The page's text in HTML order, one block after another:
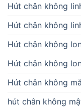
Hút chân không
Hút chân không
Hút chân không
Hút chân không
Hút chân không
hút chân không